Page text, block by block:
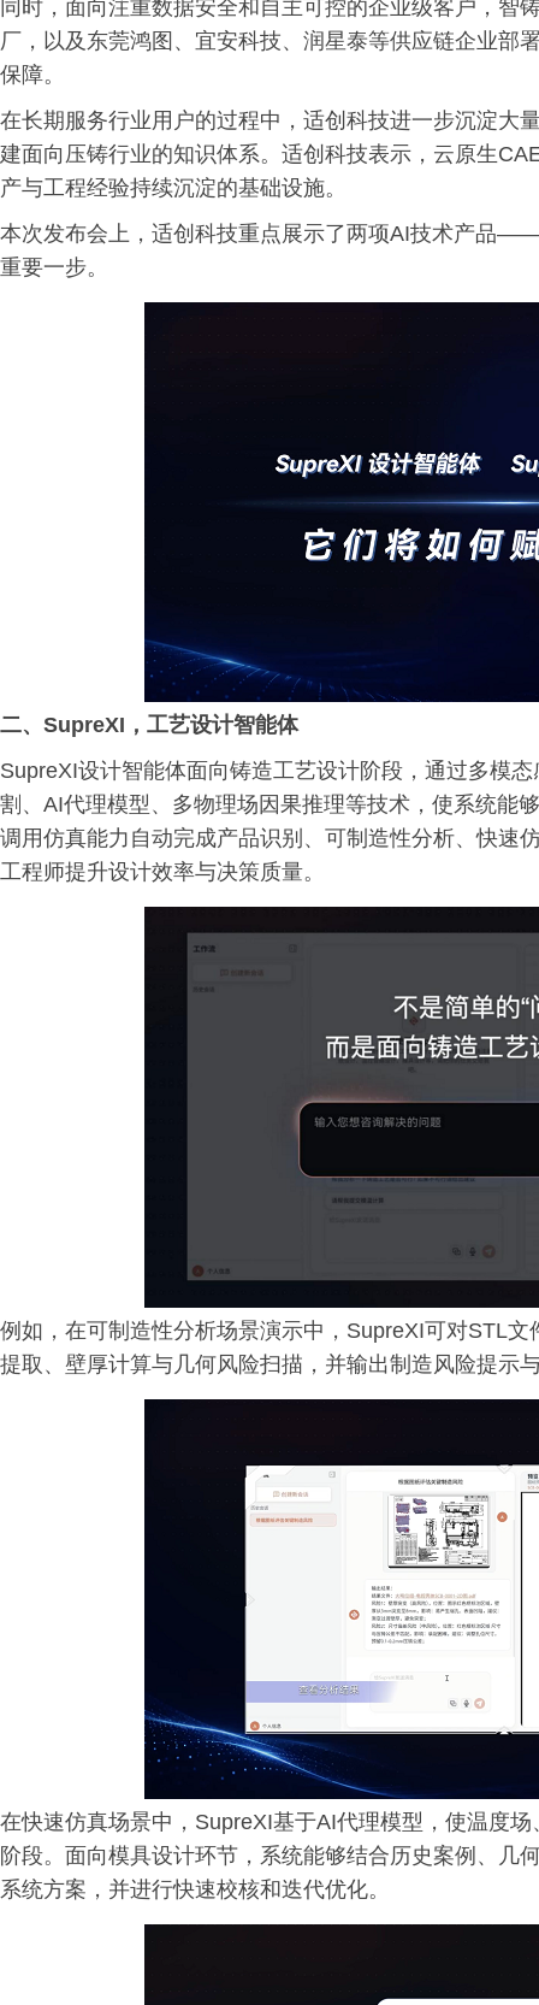
同时，面向注重数据安全和自主可控的企业级客户，智
厂，以及东莞鸿图、宜安科技、润星泰等供应链企业部
保障。
在长期服务行业用户的过程中，适创科技进一步沉淀大
建面向压铸行业的知识体系。适创科技表示，云原生
产与工程经验持续沉淀的基础设施。
本次发布会上，适创科技重点展示了两项AI技术产品
重要一步。
二、 SupreXI，工艺设计智能体
SupreXI设计智能体面向铸造工艺设计阶段，通过多模
割、AI代理模型、多物理场因果推理等技术，使系统能
调用仿真能力自动完成产品识别、可制造性分析、快速
工程师提升设计效率与决策质量。
例如，在可制造性分析场景演示中，SupreXI可对STL
提取、壁厚计算与几何风险扫描，并输出制造风险提示
在快速仿真场景中，SupreXI基于AI代理模型，使温度
阶段。面向模具设计环节，系统能够结合历史案例、几
系统方案，并进行快速校核和迭代优化。